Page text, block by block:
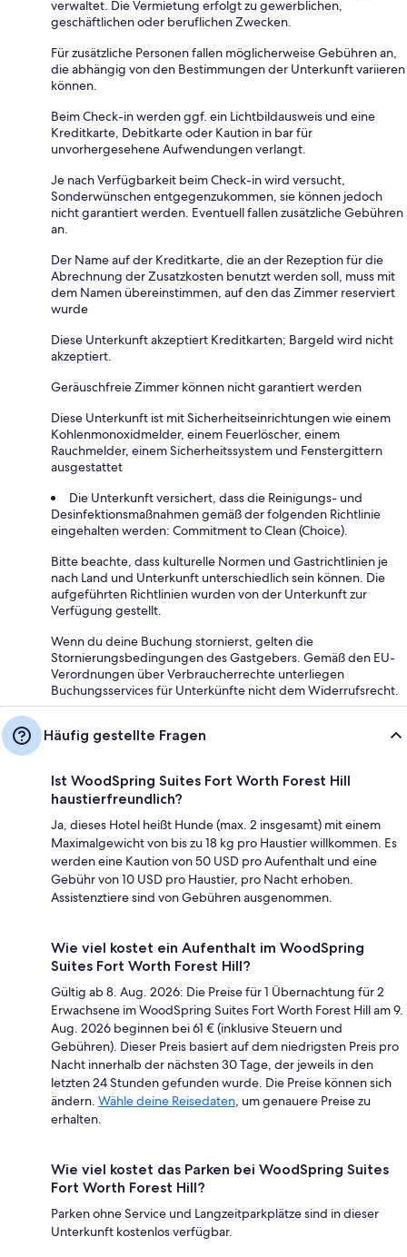
verwaltet. Die Vermietung erfolgt zu gewerblichen,
geschäftlichen oder beruflichen Zwecken.
Für zusätzliche Personen fallen möglicherweise Gebühren an,
die abhängig von den Bestimmungen der Unterkunft variieren
können.
Beim Check-in werden ggf. ein Lichtbildausweis und eine
Kreditkarte, Debitkarte oder Kaution in bar für
unvorhergesehene Aufwendungen verlangt.
Je nach Verfügbarkeit beim Check-in wird versucht,
Sonderwünschen entgegenzukommen, sie können jedoch
nicht garantiert werden. Eventuell fallen zusätzliche Gebühren
an.
Der Name auf der Kreditkarte, die an der Rezeption für die
Abrechnung der Zusatzkosten benutzt werden soll, muss mit
dem Namen übereinstimmen, auf den das Zimmer reserviert
wurde
Diese Unterkunft akzeptiert Kreditkarten; Bargeld wird nicht
akzeptiert.
Geräuschfreie Zimmer können nicht garantiert werden
Diese Unterkunft ist mit Sicherheitseinrichtungen wie einem
Kohlenmonoxidmelder, einem Feuerlöscher, einem
Rauchmelder, einem Sicherheitssystem und Fenstergittern
ausgestattet
Die Unterkunft versichert, dass die Reinigungs- und
Desinfektionsmaßnahmen gemäß der folgenden Richtlinie
eingehalten werden: Commitment to Clean (Choice).
Bitte beachte, dass kulturelle Normen und Gastrichtlinien je
nach Land und Unterkunft unterschiedlich sein können. Die
aufgeführten Richtlinien wurden von der Unterkunft zur
Verfügung gestellt.
Wenn du deine Buchung stornierst, gelten die
Stornierungsbedingungen des Gastgebers. Gemäß den EU-
Verordnungen über Verbraucherrechte unterliegen
Buchungsservices für Unterkünfte nicht dem Widerrufsrecht.
Häufig gestellte Fragen
Ist WoodSpring Suites Fort Worth Forest Hill
haustierfreundlich?
Ja, dieses Hotel heißt Hunde (max. 2 insgesamt) mit einem
Maximalgewicht von bis zu 18 kg pro Haustier willkommen. Es
werden eine Kaution von 50 USD pro Aufenthalt und eine
Gebühr von 10 USD pro Haustier, pro Nacht erhoben.
Assistenztiere sind von Gebühren ausgenommen.
Wie viel kostet ein Aufenthalt im WoodSpring
Suites Fort Worth Forest Hill?
Gültig ab 8. Aug. 2026: Die Preise für 1 Übernachtung für 2
Erwachsene im WoodSpring Suites Fort Worth Forest Hill am 9.
Aug. 2026 beginnen bei 61 € (inklusive Steuern und
Gebühren). Dieser Preis basiert auf dem niedrigsten Preis pro
Nacht innerhalb der nächsten 30 Tage, der jeweils in den
letzten 24 Stunden gefunden wurde. Die Preise können sich
ändern. Wähle deine Reisedaten, um genauere Preise zu
erhalten.
Wie viel kostet das Parken bei WoodSpring Suites
Fort Worth Forest Hill?
Parken ohne Service und Langzeitparkplätze sind in dieser
Unterkunft kostenlos verfügbar.